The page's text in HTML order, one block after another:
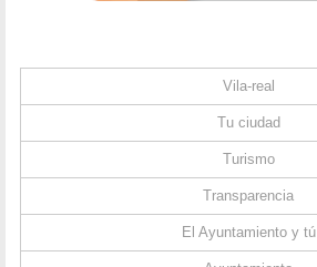
Vila-real
Tu ciudad
Turismo
Transparencia
El Ayuntamiento y tú